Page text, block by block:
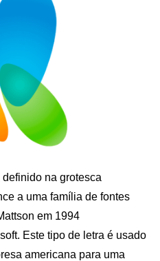
na grotesca
a uma família de fontes
em 1994
Este tipo de letra é usado
americana para uma